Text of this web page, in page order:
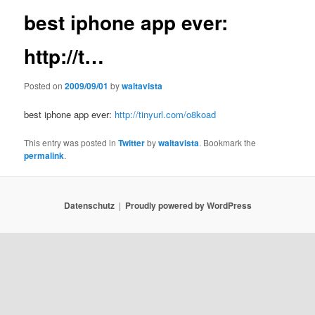
best iphone app ever:
http://t…
Posted on2009/09/01 bywaltavista
best iphone app ever: http://tinyurl.com/o8koad
This entry was posted inTwitterbywaltavista. Bookmark the
permalink.
Datenschutz Proudly powered by WordPress